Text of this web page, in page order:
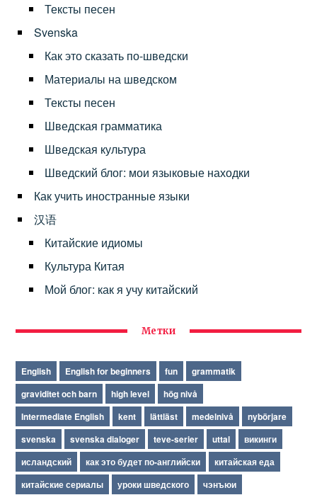
Тексты песен
Svenska
Как это сказать по-шведски
Материалы на шведском
Тексты песен
Шведская грамматика
Шведская культура
Шведский блог: мои языковые находки
Как учить иностранные языки
汉语
Китайские идиомы
Культура Китая
Мой блог: как я учу китайский
Метки
English English for beginners fun
grammatik
graviditet och barn
high level
hög nivå
Intermediate English
kent lättläst medelnivå
nybörjare
svenska
svenska dialoger teve-serier uttal
викинги
исландский
как это будет по-английски
китайская еда
китайские сериалы
уроки шведского чэнъюи